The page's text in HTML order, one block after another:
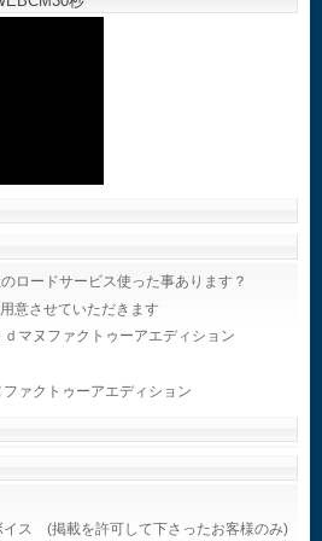
ロードサービス使った事あります？
意させていただきます
マヌファクトゥーアエディション
ァクトゥーアエディション
ス (掲載を許可して下さったお客様のみ)